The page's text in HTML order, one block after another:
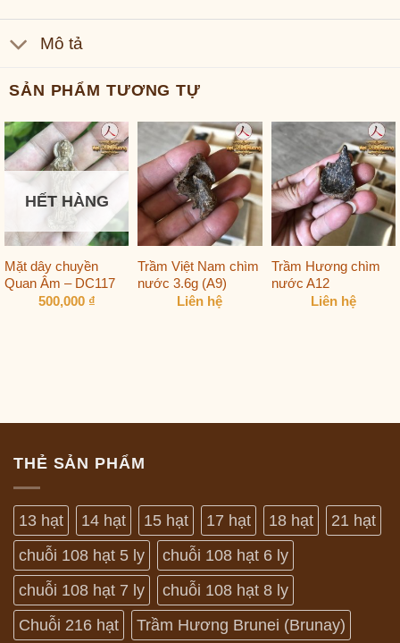
Mô tả
SẢN PHẨM TƯƠNG TỰ
HẾT HÀNG
Mặt dây chuyền
Quan Âm – DC117
500,000 ₫
Trầm Việt Nam chìm
nước 3.6g (A9)
Liên hệ
Trầm Hương chìm
nước A12
Liên hệ
THẺ SẢN PHẨM
13 hạt 14 hạt 15 hạt 17 hạt 18 hạt
21 hạt
chuỗi 108 hạt 5 ly
chuỗi 108 hạt 6 ly
chuỗi 108 hạt 7 ly
chuỗi 108 hạt 8 ly
Chuỗi 216 hạt
Trầm Hương Brunei (Brunay)